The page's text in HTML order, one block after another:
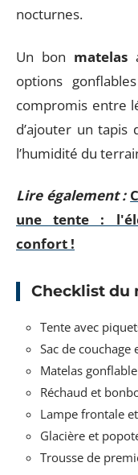
nocturnes.
Un bon matelas
options
compromis entre
d’ajouter un
l’humidité du
Lire également :
une tente :
confort !
Checklist du
Tente avec
Sac de couchage
Matelas
Réchaud et
Lampe frontale
Glacière et
Trousse de